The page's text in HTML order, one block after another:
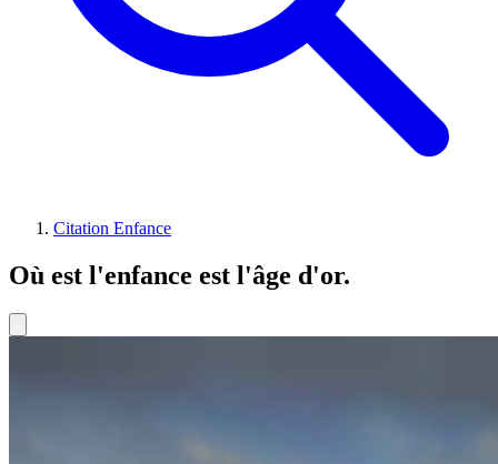
Citation Enfance
Où est l'enfance est l'âge d'or.